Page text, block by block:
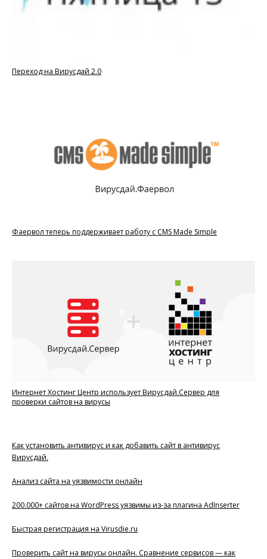
Переход на Вирусдай 2.0
Фаервол теперь поддерживает работу с CMS Made Simple
Интернет Хостинг Центр использует Вирусдай.Сервер для
проверки сайтов на вирусы
Как установить антивирус и как добавить сайт в антивирус
Вирусдай.
Анализ сайта на уязвимости онлайн
200.000+ сайтов на WordPress уязвимы из-за плагина AdInserter
Быстрая регистрация на Virusdie.ru
Проверить сайт на вирусы онлайн. Сравнение сервисов — как